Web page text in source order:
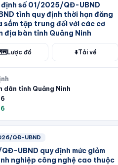
số 01/2025/QĐ-UBND
tỉnh quy định thời hạn đăng
sắm tập trung đối với các cơ
địa bàn tỉnh Quảng Ninh
Lược đồ ⬇️Tải về
dân tỉnh Quảng Ninh
QĐ-UBND
UBND quy định mức giảm
nghiệp công nghệ cao thuộc